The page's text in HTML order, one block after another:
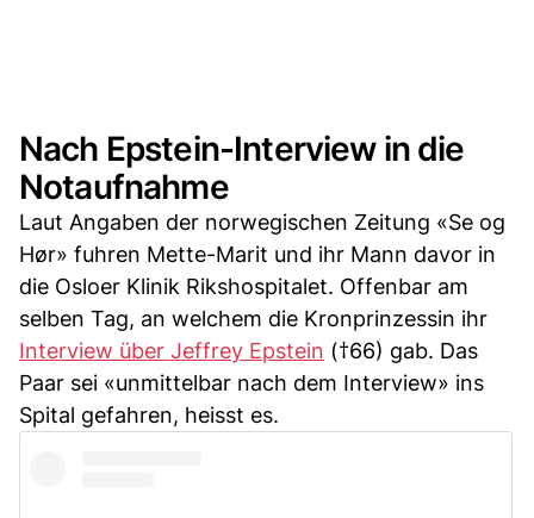
Nach Epstein-Interview in die
Notaufnahme
Laut Angaben der norwegischen Zeitung «Se og
Hør» fuhren Mette-Marit und ihr Mann davor in
die Osloer Klinik Rikshospitalet. Offenbar am
selben Tag, an welchem die Kronprinzessin ihr
Interview über Jeffrey Epstein (†66) gab. Das
Paar sei «unmittelbar nach dem Interview» ins
Spital gefahren, heisst es.